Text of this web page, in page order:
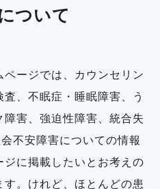
ついて
ージでは、カウンセリン
、不眠症・睡眠障害、う
害、強迫性障害、統合失
不安障害についての情報
ジに掲載したいとお考えの
。けれど、ほとんどの患